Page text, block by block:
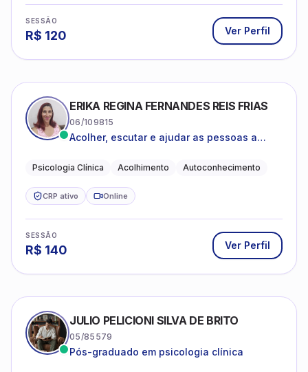
SESSÃO
R$ 120 Ver Perfil
ERIKA REGINA FERNANDES REIS FRIAS
06/109815
Acolher, escutar e ajudar as pessoas a
Psicologia Clínica Acolhimento Autoconhecimento
CRP ativo Online
SESSÃO
R$ 140 Ver Perfil
JULIO PELICIONI SILVA DE BRITO
05/85579
Pós-graduado em psicologia clínica